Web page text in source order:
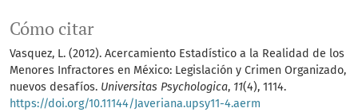
Cómo citar
Vasquez, L. (2012). Acercamiento Estadístico a la Realidad de los
Menores Infractores en México: Legislación y Crimen Organizado,
nuevos desafíos. Universitas Psychologica, 11(4), 1114.
https://doi.org/10.11144/Javeriana.upsy11-4.aerm